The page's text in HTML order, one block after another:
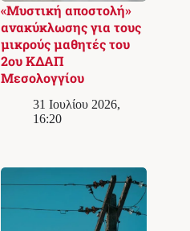
«Μυστική αποστολή»
ανακύκλωσης για τους
μικρούς μαθητές του
2ου ΚΔΑΠ
Μεσολογγίου
31 Ιουλίου 2026,
16:20